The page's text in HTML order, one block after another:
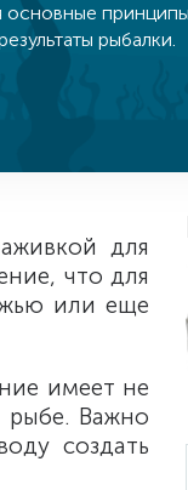
рыбалки.
для
что для
или еще
имеет не
рыбе. Важно
создать